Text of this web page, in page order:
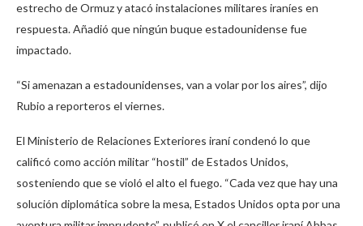
estrecho de Ormuz y atacó instalaciones militares iraníes en
respuesta. Añadió que ningún buque estadounidense fue
impactado.
“Si amenazan a estadounidenses, van a volar por los aires”, dijo
Rubio a reporteros el viernes.
El Ministerio de Relaciones Exteriores iraní condenó lo que
calificó como acción militar “hostil” de Estados Unidos,
sosteniendo que se violó el alto el fuego. “Cada vez que hay una
solución diplomática sobre la mesa, Estados Unidos opta por una